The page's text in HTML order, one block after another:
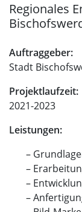
Regionales
Auftraggeber:
Stadt
Projektlaufzeit:
2021-2023
Leistungen: